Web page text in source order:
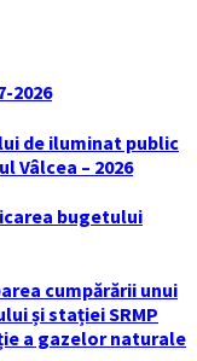
2026
de iluminat public
Vâlcea – 2026
bugetului
cumpărării unui
și stației SRMP
a gazelor naturale